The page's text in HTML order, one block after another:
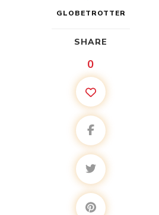
GLOBETROTTER
SHARE
0